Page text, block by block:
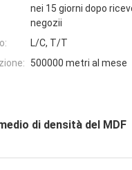
nei 15 giorni dopo
negozii
L/C, T/T
500000 metri al mese
di densità del MDF